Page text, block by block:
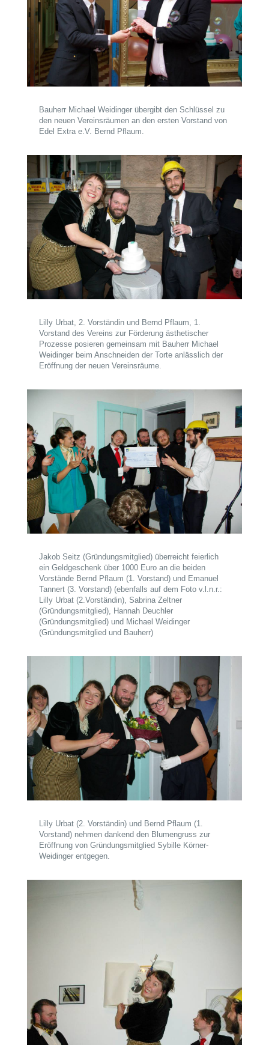
Bauherr Michael Weidinger übergibt den Schlüssel zu
den neuen Vereinsräumen an den ersten Vorstand von
Edel Extra e.V. Bernd Pflaum.
Lilly Urbat, 2. Vorständin und Bernd Pflaum, 1.
Vorstand des Vereins zur Förderung ästhetischer
Prozesse posieren gemeinsam mit Bauherr Michael
Weidinger beim Anschneiden der Torte anlässlich der
Eröffnung der neuen Vereinsräume.
Jakob Seitz (Gründungsmitglied) überreicht feierlich
ein Geldgeschenk über 1000 Euro an die beiden
Vorstände Bernd Pflaum (1. Vorstand) und Emanuel
Tannert (3. Vorstand) (ebenfalls auf dem Foto v.l.n.r.:
Lilly Urbat (2.Vorständin), Sabrina Zeltner
(Gründungsmitglied), Hannah Deuchler
(Gründungsmitglied) und Michael Weidinger
(Gründungsmitglied und Bauherr)
Lilly Urbat (2. Vorständin) und Bernd Pflaum (1.
Vorstand) nehmen dankend den Blumengruss zur
Eröffnung von Gründungsmitglied Sybille Körner-
Weidinger entgegen.